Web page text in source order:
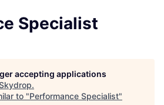
Specialist
accepting applications
.
to "Performance Specialist"